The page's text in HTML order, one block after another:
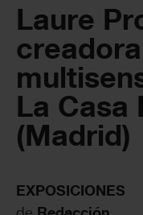
Laure
creadora
La Casa
(Madrid)
EXPOSICIONES